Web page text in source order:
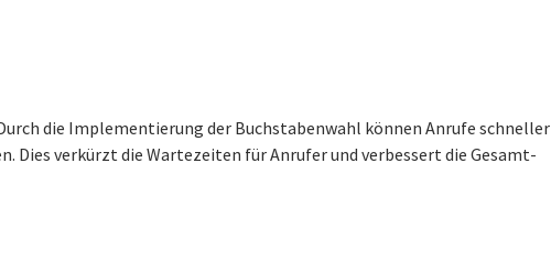
die Implementierung der Buchstabenwahl können Anrufe schneller
Dies verkürzt die Wartezeiten für Anrufer und verbessert die Gesamt-